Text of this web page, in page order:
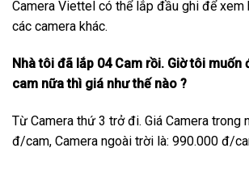
Camera Viettel có thể lắp đầu ghi để xem
các camera khác.
Nhà tôi đã lắp 04 Cam rồi. Giờ tôi muốn
cam nữa thì giá như thế nào ?
Từ Camera thứ 3 trở đi. Giá Camera trong
đ/cam, Camera ngoài trời là: 990.000 đ/